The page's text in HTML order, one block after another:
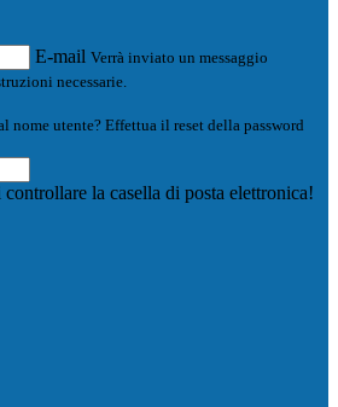
E-mail Verrà inviato un messaggio
necessarie.
nome utente? Effettua il reset della password
la casella di posta elettronica!